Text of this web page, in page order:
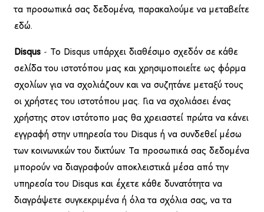
τα προσωπικά σας δεδομένα, παρακαλούμε να μεταβείτε
εδώ.
Disqus – Το Disqus υπάρχει διαθέσιμο σχεδόν σε κάθε
σελίδα του ιστοτόπου μας και χρησιμοποιείτε ως φόρμα
σχολίων για να σχολιάζουν και να συζητάνε μεταξύ τους
οι χρήστες του ιστοτόπου μας. Για να σχολιάσει ένας
χρήστης στον ιστότοπο μας θα χρειαστεί πρώτα να κάνει
εγγραφή στην υπηρεσία του Disqus ή να συνδεθεί μέσω
των κοινωνικών του δικτύων. Τα προσωπικά σας δεδομένα
μπορούν να διαγραφούν αποκλειστικά μέσα από την
υπηρεσία του Disqus και έχετε κάθε δυνατότητα να
διαγράψετε συγκεκριμένα ή όλα τα σχόλια σας, να τα